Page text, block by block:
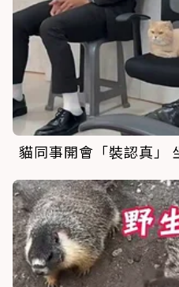
貓同事開會「裝認真」